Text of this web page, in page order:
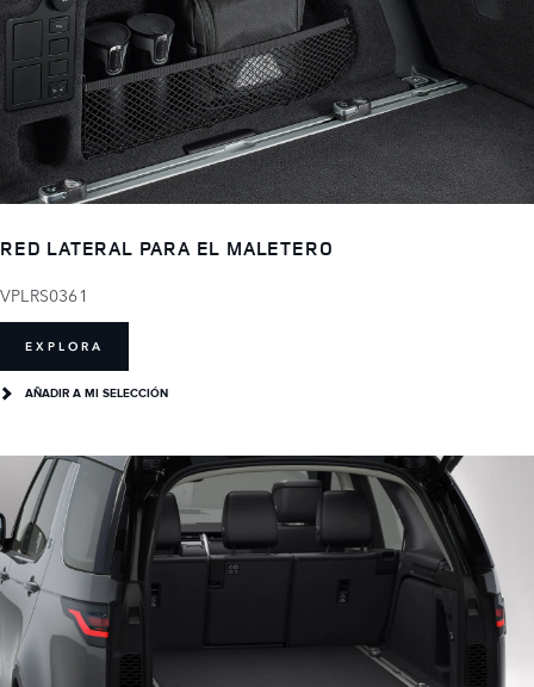
RED LATERAL PARA EL MALETERO
VPLRS0361
EXPLORA
AÑADIR A MI SELECCIÓN